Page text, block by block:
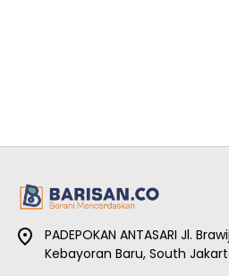
PADEPOKAN ANTASARI Jl.
Kebayoran Baru, South